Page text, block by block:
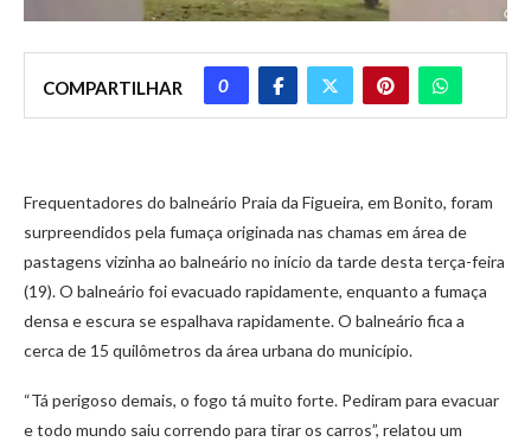
COMPARTILHAR 0
Frequentadores do balneário Praia da Figueira, em Bonito, foram
surpreendidos pela fumaça originada nas chamas em área de
pastagens vizinha ao balneário no início da tarde desta terça-feira
(19). O balneário foi evacuado rapidamente, enquanto a fumaça
densa e escura se espalhava rapidamente. O balneário fica a
cerca de 15 quilômetros da área urbana do município.
“Tá perigoso demais, o fogo tá muito forte. Pediram para evacuar
e todo mundo saiu correndo para tirar os carros”, relatou um